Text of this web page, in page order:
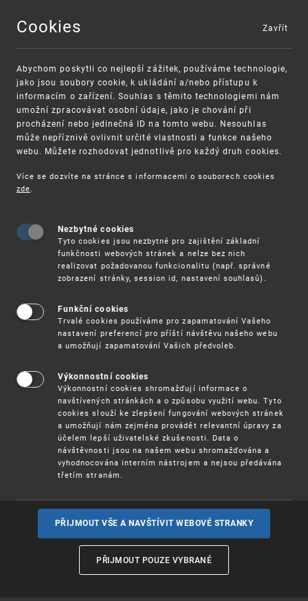
MENU
VAROVÁNÍ
Finanční podpora
Vynálezy / Patenty
Užitnévzory
Ochrannéznámky
Označení původua zeměpisná
Cookies
Abychom poskytli co nejlepší zážitek, používáme technologie,
jako jsou soubory cookie, k ukládání a/nebo přístupu k
informacím o zařízení. Souhlas s těmito technologiemi nám
umožní zpracovávat osobní údaje, jako je chování při
procházení nebo jedinečná ID na tomto webu. Nesouhlas
může nepříznivě ovlivnit určité vlastnosti a funkce našeho
webu. Můžete rozhodovat jednotlivě pro každý druh cookies.
Více se dozvíte na stránce s informacemi o souborech cookies
zde.
Nezbytné cookies
Tyto cookies jsou nezbytné pro zajištění základní
funkčnosti webových stránek a nelze bez nich
realizovat požadovanou funkcionalitu (např. správné
zobrazení stránky, session id, nastavení souhlasů).
Funkční cookies
Trvalé cookies používáme pro zapamatování Vašeho
nastavení preferencí pro příští návštěvu našeho webu
a umožňují zapamatování Vašich předvoleb.
Výkonnostní cookies
Výkonnostní cookies shromažďují informace o
navštívených stránkách a o způsobu využití webu. Tyto
cookies slouží ke zlepšení fungování webových stránek
a umožňují nám zejména provádět relevantní úpravy za
účelem lepší uživatelské zkušenosti. Data o
návštěvnosti jsou na našem webu shromažďována a
vyhodnocována interním nástrojem a nejsou předávána
třetím stranám.
PŘIJMOUT VŠE A NAVŠTÍVIT WEBOVÉ STRANKY
PŘIJMOUT POUZE VYBRANÉ
Zavřít